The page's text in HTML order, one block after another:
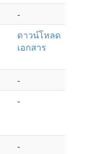
-
ดาวน์โหลด
เอกสาร
-
-
-